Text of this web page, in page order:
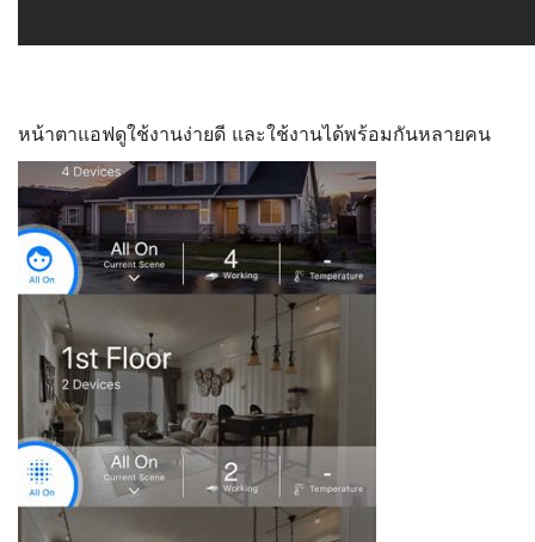
หน้าตาแอฟดูใช้งานง่ายดี และใช้งานได้พร้อมกันหลายคน